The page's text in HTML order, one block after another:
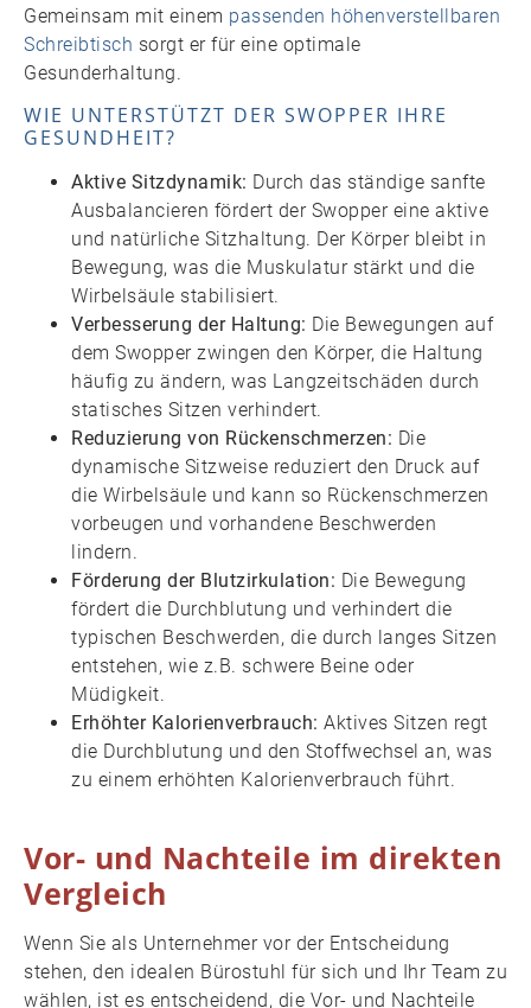
Gemeinsam mit einem passenden höhenverstellbaren
Schreibtisch sorgt er für eine optimale
Gesunderhaltung.
WIE UNTERSTÜTZT DER SWOPPER IHRE
GESUNDHEIT?
Aktive Sitzdynamik: Durch das ständige sanfte
Ausbalancieren fördert der Swopper eine aktive
und natürliche Sitzhaltung. Der Körper bleibt in
Bewegung, was die Muskulatur stärkt und die
Wirbelsäule stabilisiert.
Verbesserung der Haltung: Die Bewegungen auf
dem Swopper zwingen den Körper, die Haltung
häufig zu ändern, was Langzeitschäden durch
statisches Sitzen verhindert.
Reduzierung von Rückenschmerzen: Die
dynamische Sitzweise reduziert den Druck auf
die Wirbelsäule und kann so Rückenschmerzen
vorbeugen und vorhandene Beschwerden
lindern.
Förderung der Blutzirkulation: Die Bewegung
fördert die Durchblutung und verhindert die
typischen Beschwerden, die durch langes Sitzen
entstehen, wie z.B. schwere Beine oder
Müdigkeit.
Erhöhter Kalorienverbrauch: Aktives Sitzen regt
die Durchblutung und den Stoffwechsel an, was
zu einem erhöhten Kalorienverbrauch führt.
Vor- und Nachteile im direkten
Vergleich
Wenn Sie als Unternehmer vor der Entscheidung
stehen, den idealen Bürostuhl für sich und Ihr Team zu
wählen, ist es entscheidend, die Vor- und Nachteile